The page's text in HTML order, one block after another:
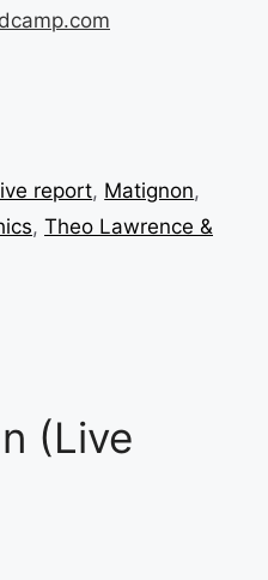
report, Matignon,
, Theo Lawrence &
(Live